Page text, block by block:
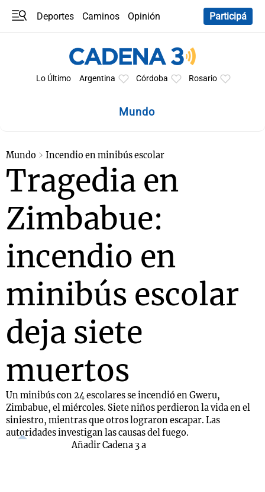
Deportes Caminos
Opinión
Participá
Lo Último Argentina Córdoba Rosario
Mundo
Mundo Incendio en minibús escolar
Tragedia en
Zimbabue:
incendio en
minibús escolar
deja siete
muertos
Un minibús con 24 escolares se incendió en Gweru,
Zimbabue, el miércoles. Siete niños perdieron la vida en el
siniestro, mientras que otros lograron escapar. Las
autoridades investigan las causas del fuego.
Añadir Cadena 3 a